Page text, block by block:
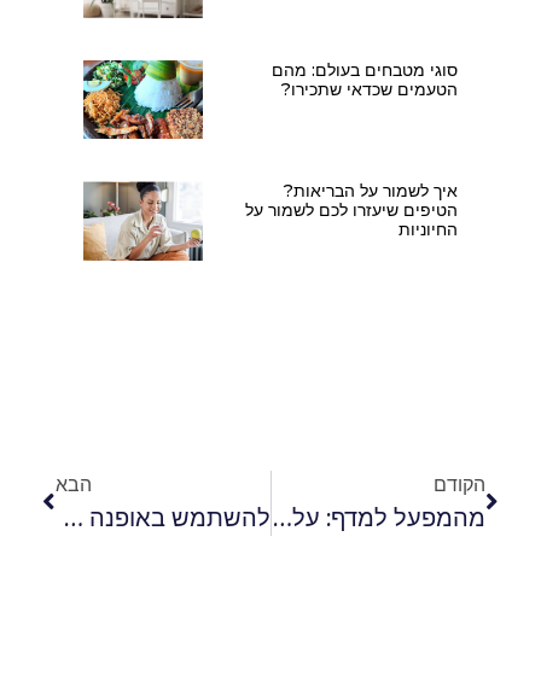
סוגי מטבחים בעולם: מהם
הטעמים שכדאי שתכירו?
איך לשמור על הבריאות?
הטיפים שיעזרו לכם לשמור על
החיוניות
הקודם
מהמפעל למדף: על תהליך הייצור של מוצרי אסתטיקה
הבא
להשתמש באופנה בתור כלי שיווקי: איך אפשר להשתמש בביגוד לקידום מכירות?